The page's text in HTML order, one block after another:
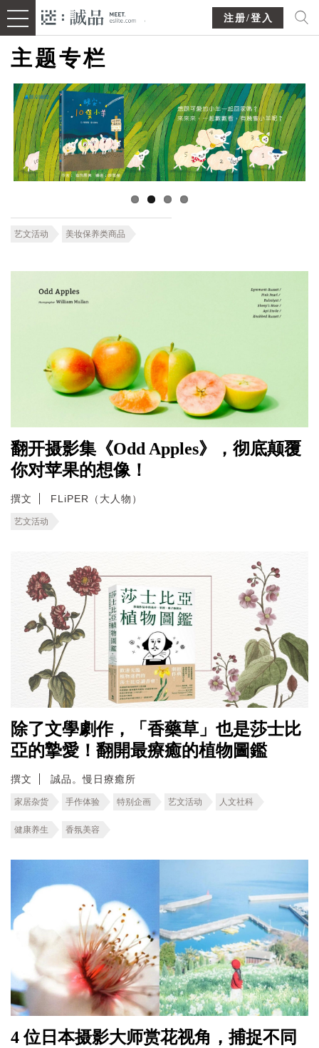
注册/登入
主题专栏
艺文活动 美妆保养类商品
翻开摄影集《Odd Apples》，彻底颠覆
你对苹果的想像！
撰文 FLiPER（大人物）
艺文活动
除了文學劇作，「香藥草」也是莎士比
亞的摯愛！翻開最療癒的植物圖鑑
撰文 誠品。慢日療癒所
家居杂货 手作体验 特别企画 艺文活动 人文社科
健康养生 香氛美容
4 位日本摄影大师赏花视角，捕捉不同